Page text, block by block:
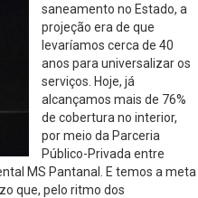
saneamento no Estado, a
projeção era de que
levaríamos cerca de 40
anos para universalizar os
serviços. Hoje, já
alcançamos mais de 76%
de cobertura no interior,
por meio da Parceria
Público-Privada entre
MS Pantanal. E temos a meta
que, pelo ritmo dos